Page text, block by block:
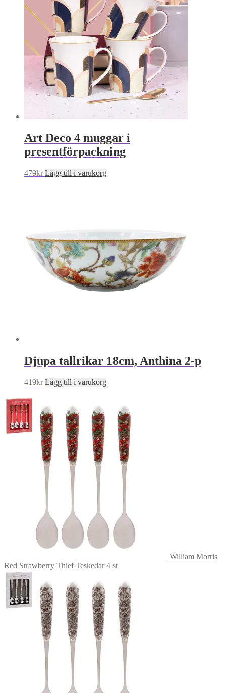
Art Deco 4 muggar i
presentförpackning
479kr Lägg till i varukorg
Djupa tallrikar 18cm, Anthina 2-p
419kr Lägg till i varukorg
William Morris
Red Strawberry Thief Teskedar 4 st